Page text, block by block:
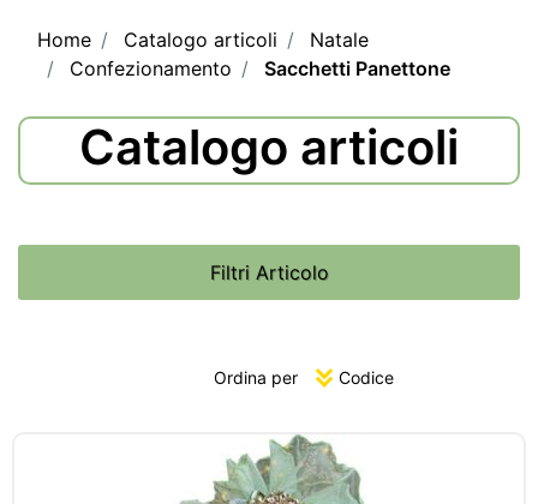
Home Catalogo articoli
Natale
Confezionamento
Sacchetti Panettone
Catalogo articoli
Filtri Articolo
Ordina per